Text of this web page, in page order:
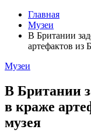
Главная
Музеи
В Британии
артефактов из
Музеи
В Британии
в краже
музея